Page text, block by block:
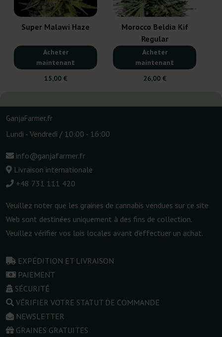
Super Malawi Haze
Acheter
maintenant
15,00 €
Morocco Beldia Kif
Regular
Acheter
maintenant
26,00 €
GanjaFarmer.fr
Lundi - Vendredi / 10:00 - 16:00
info@ganjafarmer.fr
Livraison internationale
+48 731 111 420
Veuillez noter que les graines de cannabis vendues sur ce site
Web sont destinées uniquement à des fins de collection.
Veuillez vérifier vos lois locales avant d'effectuer un achat.
EXPÉDITION ET LIVRAISON
PAIEMENT
SÉCURITÉ
VÉRIFIER VOTRE STATUT DE COMMANDE
NEWSLETTER
GRAINES GRATUITES